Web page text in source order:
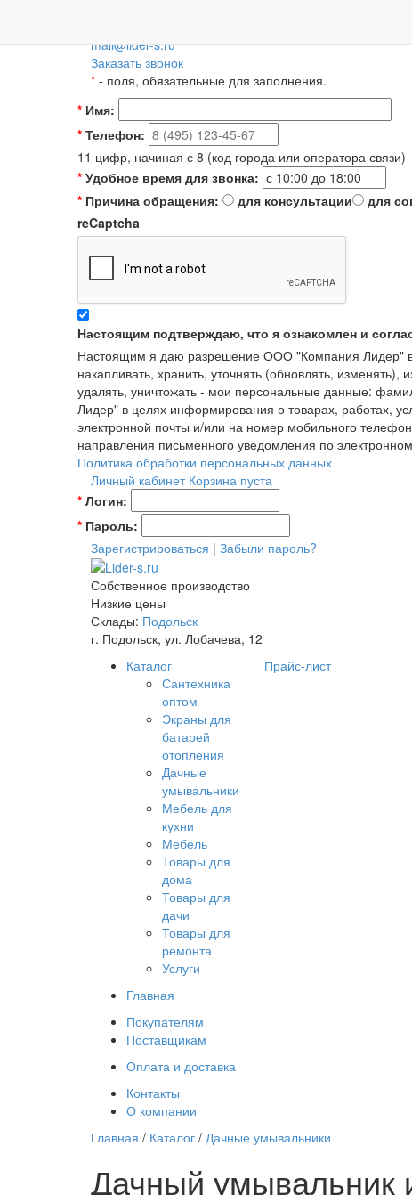
mail@lider-s.ru
Заказать звонок
* - поля, обязательные для заполнения.
* Имя:
* Телефон:
11 цифр, начиная с 8 (код города или оператора связи)
* Удобное время для звонка:
* Причина обращения: для консультации
для
reCaptcha
Настоящим подтверждаю, что я ознакомлен и
Настоящим я даю разрешение ООО "Компания Лидер" в
накапливать, хранить, уточнять (обновлять, изменять),
удалять, уничтожать - мои персональные данные:
Лидер" в целях информирования о товарах, работах,
электронной почты и/или на номер мобильного
направления письменного уведомления по
Политика обработки персональных данных
Личный кабинет Корзина пуста
* Логин:
* Пароль:
Зарегистрироваться | Забыли пароль?
Собственное производство
Низкие цены
Склады: Подольск
г. Подольск, ул. Лобачева, 12
Каталог
Сантехника
оптом
Экраны для
батарей
отопления
Дачные
умывальники
Мебель для
кухни
Мебель
Товары для
дома
Товары для
дачи
Товары для
ремонта
Услуги
Прайс-лист
Главная
Покупателям
Поставщикам
Оплата и доставка
Контакты
О компании
Главная / Каталог / Дачные умывальники
Дачный умывальник